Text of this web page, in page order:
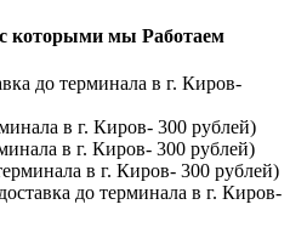
которыми мы Работаем
до терминала в г. Киров-
в г. Киров- 300 рублей)
в г. Киров- 300 рублей)
в г. Киров- 300 рублей)
до терминала в г. Киров-